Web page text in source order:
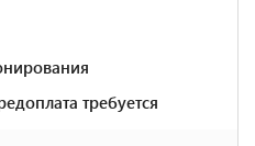
требуется